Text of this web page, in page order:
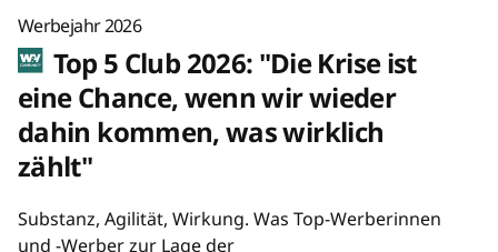
Werbejahr 2026
Top 5 Club 2026: "Die Krise ist
eine Chance, wenn wir wieder
dahin kommen, was wirklich
zählt"
Substanz, Agilität, Wirkung. Was Top-Werberinnen
und -Werber zur Lage der